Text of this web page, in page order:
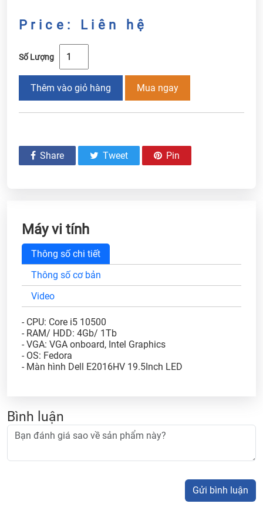
Price: Liên hệ
Số Lượng
Thêm vào giỏ hàng Mua ngay
Share Tweet Pin
Máy vi tính
Thông số chi tiết
Thông số cơ bản
Video
- CPU: Core i5 10500
- RAM/ HDD: 4Gb/ 1Tb
- VGA: VGA onboard, Intel Graphics
- OS: Fedora
- Màn hình Dell E2016HV 19.5Inch LED
Bình luận
Gửi bình luận